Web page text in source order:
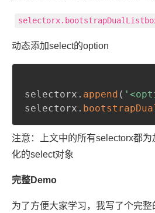
动态添加select的option
selectorx . append (
selectorx .
注意：上文中的所有selectorx都
化的select对象
完整Demo
为了方便大家学习，我写了个完